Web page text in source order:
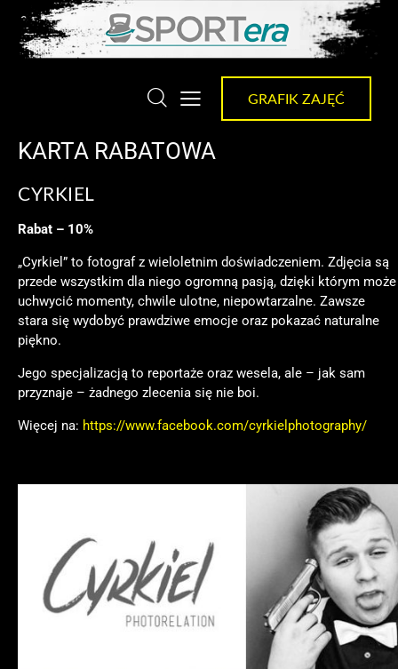
GRAFIK ZAJĘĆ
KARTA RABATOWA
CYRKIEL
Rabat – 10%
„Cyrkiel” to fotograf z wieloletnim doświadczeniem. Zdjęcia są
przede wszystkim dla niego ogromną pasją, dzięki którym może
uchwycić momenty, chwile ulotne, niepowtarzalne. Zawsze
stara się wydobyć prawdziwe emocje oraz pokazać naturalne
piękno.
Jego specjalizacją to reportaże oraz wesela, ale – jak sam
przyznaje – żadnego zlecenia się nie boi.
Więcej na: https://www.facebook.com/cyrkielphotography/